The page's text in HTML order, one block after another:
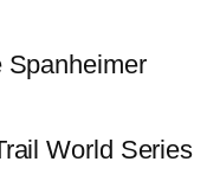
Spanheimer
World Series